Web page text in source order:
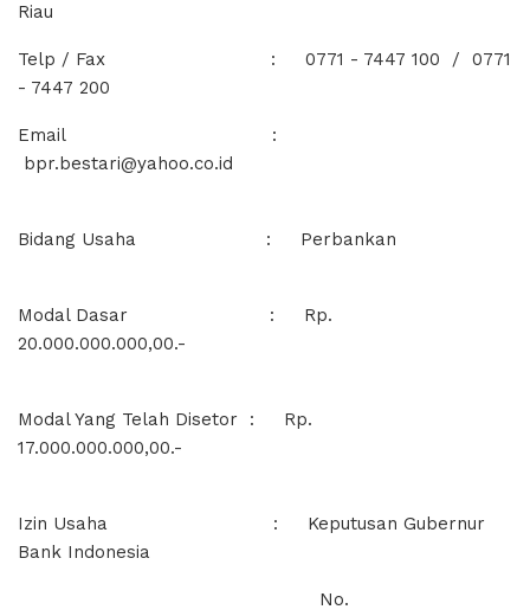
Riau
Telp / Fax : 0771 - 7447 100 / 0771
- 7447 200
Email :
bpr.bestari@yahoo.co.id
Bidang Usaha : Perbankan
Modal Dasar : Rp.
20.000.000.000,00.-
Modal Yang Telah Disetor : Rp.
17.000.000.000,00.-
Izin Usaha : Keputusan Gubernur
Bank Indonesia
No.